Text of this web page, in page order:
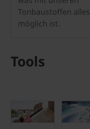
Tonbaustoffen alles
möglich ist.
Tools